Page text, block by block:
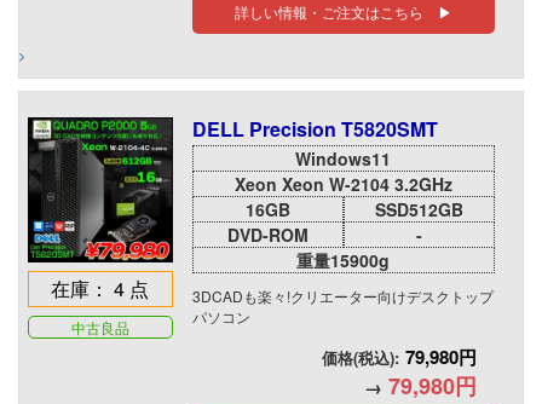
詳しい情報・ご注文はこちら ▶
在庫： 4 点
中古良品
DELL Precision T5820SMT
Windows11
Xeon Xeon W-2104 3.2GHz
16GB
SSD512GB
DVD-ROM
-
重量15900g
3DCADも楽々!クリエーター向けデスクトップ
パソコン
価格(税込): 79,980円
→ 79,980円